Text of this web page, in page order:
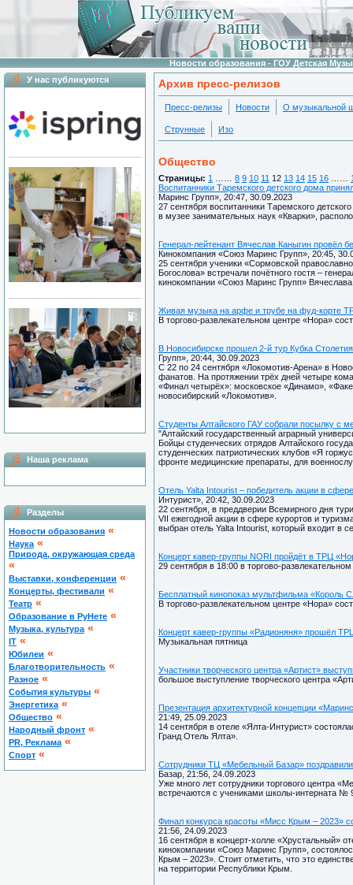
Новости образования - ГОУ Детская
У нас публикуются
Наша реклама
Разделы
Новости образования «
Наука «
Природа, окружающая среда
«
Выставки, конференции «
Концерты, фестивали «
Театр «
Образование в РуНете «
Музыка, культура «
IT «
Юбилеи «
Благотворительность «
Разное «
Cобытия культуры «
Энергетика «
Общество «
Народный фронт «
PR, Реклама «
Спорт «
Архив пресс-релизов
Пресс-релизы Новости О музыкальной
Струнные Изо
Общество
Страницы: 1 8 9 10 11 12 13 14 15 16
Воспитанники Таремского детского дома
Маринс Групп», 20:47, 30.09.2023
27 сентября воспитанники Таремского
в музее занимательных наук «Кварки»,
Генерал-лейтенант Вячеслав Каныгин провёл
Кинокомпания «Союз Маринс Групп», 20:45,
25 сентября ученики «Сормовской
Богослова» встречали почётного гостя –
кинокомпании «Союз Маринс Групп»
Живая музыка на арфе и трубе на фуд-корте
В торгово-развлекательном центре «Нора»
В Новосибирске прошел 2-й тур Кубка
Групп», 20:44, 30.09.2023
С 22 по 24 сентября «Локомотив-Арена» в
фанатов. На протяжении трёх дней четыре
«Финал четырёх»: московское «Динамо»,
новосибирский «Локомотив».
Студенты Алтайского ГАУ собрали посылку с
"Алтайский государственный аграрный
Бойцы студенческих отрядов Алтайского
студенческих патриотических клубов «Я
фронте медицинские препараты, для
Отель Yalta Intourist – победитель акции в
Интурист», 20:42, 30.09.2023
22 сентября, в преддверии Всемирного дня
VII ежегодной акции в сфере курортов и
выбран отель Yalta Intourist, который входит в
Концерт кавер-группы NORI пройдёт в ТРЦ
29 сентября в 18:00 в торгово-
Бесплатный кинопоказ мультфильма «Король
В торгово-развлекательном центре «Нора»
Концерт кавер-группы «Радионяня» прошёл
Музыкальная пятница
Участники творческого центра «Артист»
большое выступление творческого центра
Презентация архитектурной концепции
21:49, 25.09.2023
14 сентября в отеле «Ялта-Интурист»
Гранд Отель Ялта».
Сотрудники ТЦ «Мебельный Базар»
Базар, 21:56, 24.09.2023
Уже много лет сотрудники торгового центра
встречаются с учениками школы-интерната №
Финал конкурса красоты «Мисс Крым – 2023»
21:56, 24.09.2023
16 сентября в концерт-холле «Хрустальный»
кинокомпании «Союз Маринс Групп»,
Крым – 2023». Стоит отметить, что это
на территории Республики Крым.